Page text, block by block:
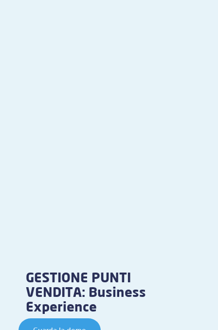
GESTIONE PUNTI
VENDITA: Business
Experience